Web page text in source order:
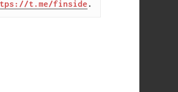
t.me/finside .